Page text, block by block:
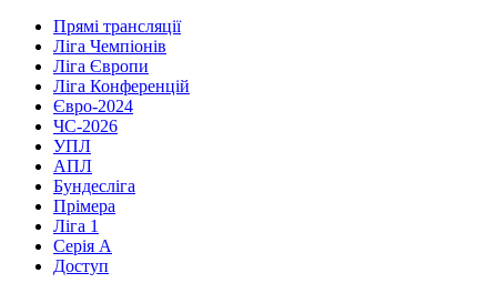
Прямі трансляції
Ліга Чемпіонів
Ліга Європи
Ліга Конференцій
Євро-2024
ЧС-2026
УПЛ
АПЛ
Бундесліга
Прімера
Ліга 1
Серія А
Доступ